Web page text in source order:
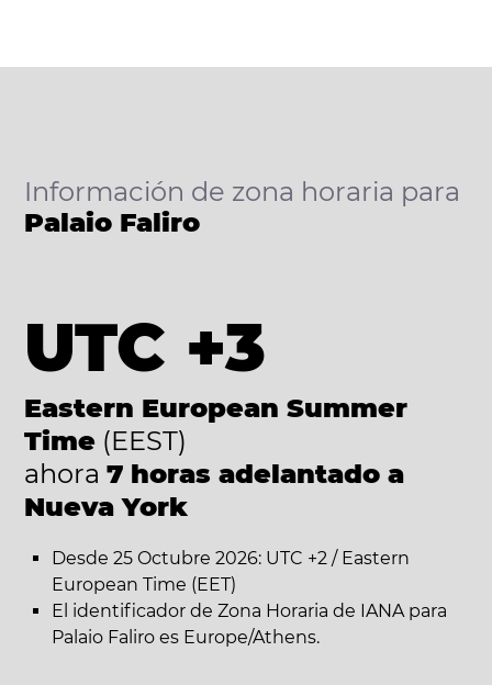
Información de zona horaria para
Palaio Faliro
UTC +3
Eastern European Summer
Time (EEST)
ahora 7 horas adelantado a
Nueva York
Desde 25 Octubre 2026: UTC +2 / Eastern
European Time (EET)
El identificador de Zona Horaria de IANA para
Palaio Faliro es Europe/Athens.